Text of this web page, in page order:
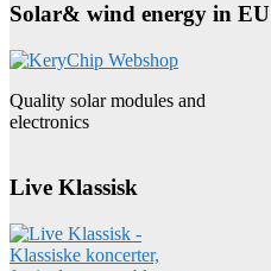
Solar& wind energy in EU
Quality solar modules and
electronics
Live Klassisk